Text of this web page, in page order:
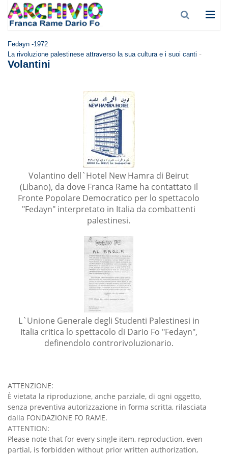
Fedayn -1972
La rivoluzione palestinese attraverso la sua cultura e i suoi canti -
Volantini
Volantino dell`Hotel New Hamra di Beirut
(Libano), da dove Franca Rame ha contattato il
Fronte Popolare Democratico per lo spettacolo
"Fedayn" interpretato in Italia da combattenti
palestinesi.
L`Unione Generale degli Studenti Palestinesi in
Italia critica lo spettacolo di Dario Fo "Fedayn",
definendolo controrivoluzionario.
ATTENZIONE:
È vietata la riproduzione, anche parziale, di ogni oggetto,
senza preventiva autorizzazione in forma scritta, rilasciata
dalla FONDAZIONE FO RAME.
ATTENTION:
Please note that for every single item, reproduction, even
partial, is forbidden without prior written authorization,